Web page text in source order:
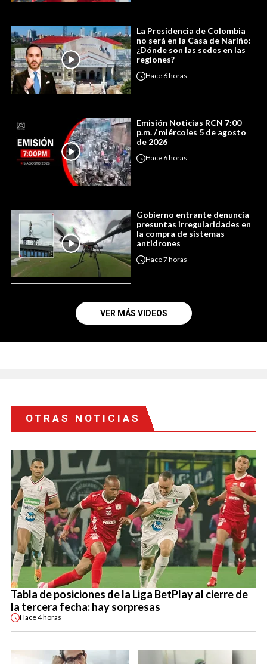
La Presidencia de Colombia
no será en la Casa de Nariño:
¿Dónde son las sedes en las
regiones?
Hace 6 horas
Emisión Noticias RCN 7:00
p.m. / miércoles 5 de agosto
de 2026
Hace 6 horas
Gobierno entrante denuncia
presuntas irregularidades en
la compra de sistemas
antidrones
Hace7 horas
VER MÁS VIDEOS
OTRAS NOTICIAS
Tabla de posiciones de la Liga BetPlay al cierre de
la tercera fecha: hay sorpresas
Hace4 horas